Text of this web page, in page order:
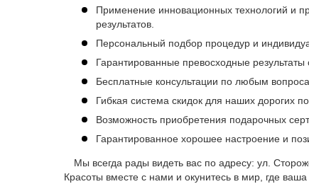
Применение инновационных технологий и
результатов.
Персональный подбор процедур и
Гарантированные превосходные
Бесплатные консультации по любым
Гибкая система скидок для наших дорогих
Возможность приобретения подарочных
Гарантированное хорошее настроение и
Мы всегда рады видеть вас по адресу: ул.
Красоты вместе с нами и окунитесь в мир, где